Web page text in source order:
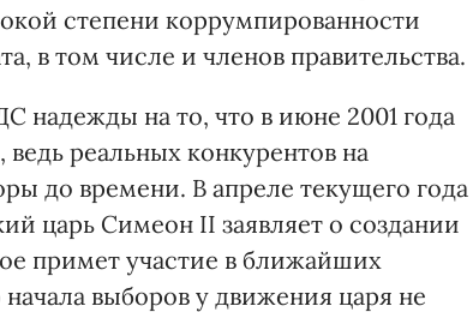
степени коррумпированности
в том числе и членов правительства.
надежды на то, что в июне 2001 года
ведь реальных конкурентов на
до времени. В апреле текущего года
царь Симеон II заявляет о создании
примет участие в ближайших
выборов у движения царя не